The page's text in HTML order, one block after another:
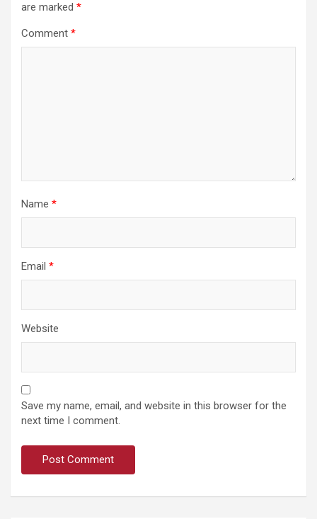
are marked *
Comment *
Name *
Email *
Website
Save my name, email, and website in this browser for the
next time I comment.